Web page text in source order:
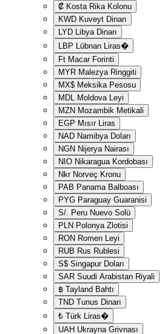
₡ Kosta Rika Kolonu
KWD Kuveyt Dinarı
LYD Libya Dinarı
LBP Lübnan Liras�
Ft Macar Forinti
MYR Malezya Ringgiti
MX$ Meksika Pesosu
MDL Moldova Leyi
MZN Mozambik Metikali
EGP Mısır Liras
NAD Namibya Doları
NGN Nijerya Nairası
NIO Nikaragua Kordobası
Nkr Norveç Kronu
PAB Panama Balboası
PYG Paraguay Guaranisi
S/. Peru Nuevo Solü
PLN Polonya Zlotisi
RON Romen Leyi
RUB Rus Rublesi
S$ Singapur Doları
SAR Suudi Arabistan Riyali
฿ Tayland Bahtı
TND Tunus Dinarı
₺ Türk Liras�
UAH Ukrayna Grivnası